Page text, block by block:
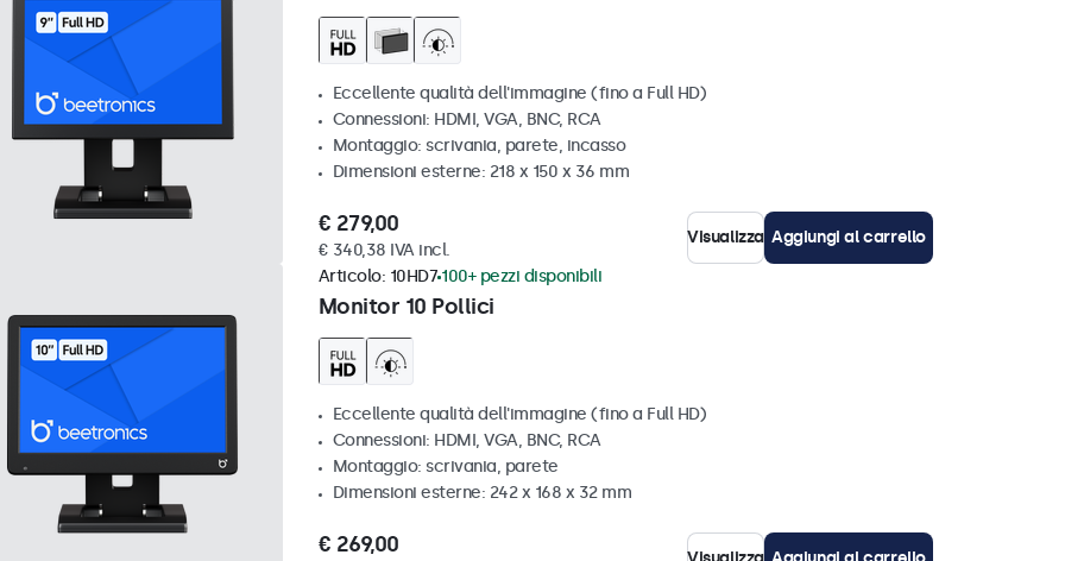
Eccellente qualità dell'immagine (fino a Full HD)
Connessioni: HDMI, VGA, BNC, RCA
Montaggio: scrivania, parete, incasso
Dimensioni esterne: 218 x 150 x 36 mm
€ 279,00
€ 340,38 IVA incl.
Visualizza Aggiungi al carrello
Monitor 10 Pollici
Articolo: 10HD7 100+ pezzi disponibili
Eccellente qualità dell'immagine (fino a Full HD)
Connessioni: HDMI, VGA, BNC, RCA
Montaggio: scrivania, parete
Dimensioni esterne: 242 x 168 x 32 mm
€ 269,00